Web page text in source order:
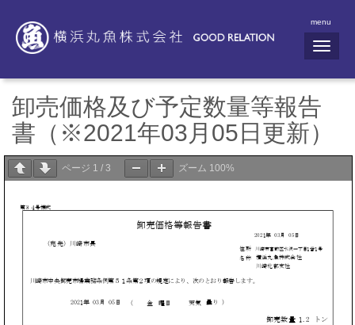
menu
N
a
i
n
卸売価格及び予定数量等報告
書（※2021年03月05日更新）
ページ 1 / 3 ズーム 100%